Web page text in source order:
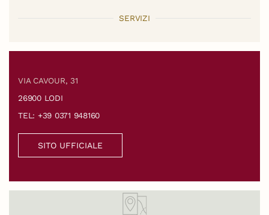
SERVIZI
VIA CAVOUR, 31
26900 LODI
TEL: +39 0371 948160
SITO UFFICIALE